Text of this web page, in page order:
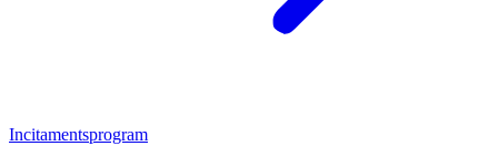
Incitamentsprogram